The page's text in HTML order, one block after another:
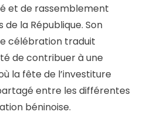
et de rassemblement
la République. Son
célébration traduit
de contribuer à une
la fête de l’investiture
entre les différentes
béninoise.